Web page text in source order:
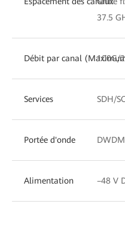
37.5
Débit par canal 100G/
Services SDH/
Portée d'onde
Alimentation –48 V